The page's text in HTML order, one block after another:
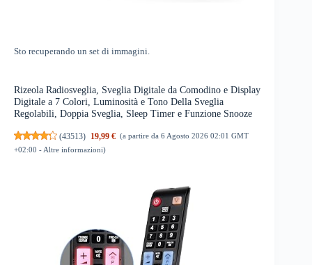
Sto recuperando un set di immagini.
Rizeola Radiosveglia, Sveglia Digitale da Comodino e Display
Digitale a 7 Colori, Luminosità e Tono Della Sveglia
Regolabili, Doppia Sveglia, Sleep Timer e Funzione Snooze
(43513) 19,99 € (a partire da 6 Agosto 2026 02:01 GMT
+02:00 - Altre informazioni)